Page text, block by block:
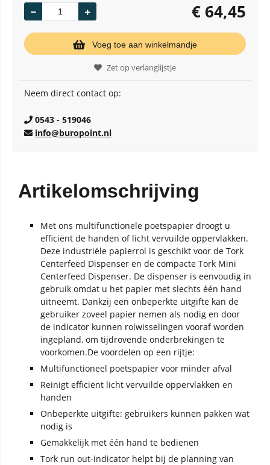
€ 64,45
Voeg toe aan winkelmandje
Zet op verlanglijstje
Neem direct contact op:
0543 - 519046
info@buropoint.nl
Artikelomschrijving
Met ons multifunctionele poetspapier droogt u
efficiënt de handen of licht vervuilde oppervlakken.
Deze industriële papierrol is geschikt voor de Tork
Centerfeed Dispenser en de compacte Tork Mini
Centerfeed Dispenser. De dispenser is eenvoudig in
gebruik omdat u het papier met slechts één hand
uitneemt. Dankzij een onbeperkte uitgifte kan de
gebruiker zoveel papier nemen als nodig en door
de indicator kunnen rolwisselingen vooraf worden
ingepland, om tijdrovende onderbrekingen te
voorkomen.De voordelen op een rijtje:
Multifunctioneel poetspapier voor minder afval
Reinigt efficiënt licht vervuilde oppervlakken en
handen
Onbeperkte uitgifte: gebruikers kunnen pakken wat
nodig is
Gemakkelijk met één hand te bedienen
Tork run out-indicator helpt bij de planning van